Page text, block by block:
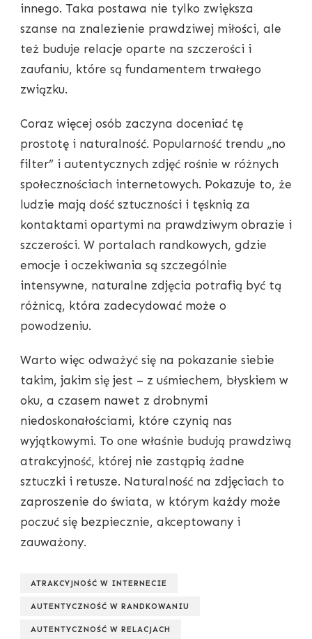
innego. Taka postawa nie tylko zwiększa
szanse na znalezienie prawdziwej miłości, ale
też buduje relacje oparte na szczerości i
zaufaniu, które są fundamentem trwałego
związku.
Coraz więcej osób zaczyna doceniać tę
prostotę i naturalność. Popularność trendu „no
filter” i autentycznych zdjęć rośnie w różnych
społecznościach internetowych. Pokazuje to, że
ludzie mają dość sztuczności i tęsknią za
kontaktami opartymi na prawdziwym obrazie i
szczerości. W portalach randkowych, gdzie
emocje i oczekiwania są szczególnie
intensywne, naturalne zdjęcia potrafią być tą
różnicą, która zadecydować może o
powodzeniu.
Warto więc odważyć się na pokazanie siebie
takim, jakim się jest – z uśmiechem, błyskiem w
oku, a czasem nawet z drobnymi
niedoskonałościami, które czynią nas
wyjątkowymi. To one właśnie budują prawdziwą
atrakcyjność, której nie zastąpią żadne
sztuczki i retusze. Naturalność na zdjęciach to
zaproszenie do świata, w którym każdy może
poczuć się bezpiecznie, akceptowany i
zauważony.
ATRAKCYJNOŚĆ W INTERNECIE
AUTENTYCZNOŚĆ W RANDKOWANIU
AUTENTYCZNOŚĆ W RELACJACH